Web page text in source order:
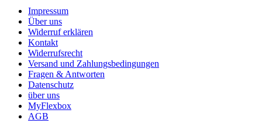
Impressum
Über uns
Widerruf erklären
Kontakt
Widerrufsrecht
Versand und Zahlungsbedingungen
Fragen & Antworten
Datenschutz
über uns
MyFlexbox
AGB